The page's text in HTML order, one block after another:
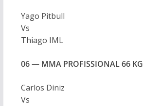
Yago Pitbull
Vs
Thiago IML
06 — MMA PROFISSIONAL 66 KG
Carlos Diniz
Vs